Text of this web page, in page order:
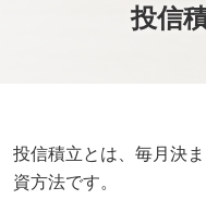
投信
投信積立とは、毎月決
資方法です。